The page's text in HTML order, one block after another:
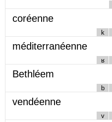
coréenne
k
méditerranéenne
ʁ
Bethléem
b
vendéenne
v